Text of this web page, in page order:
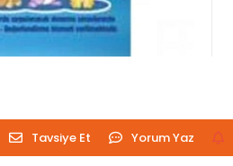
Tavsiye Et Yorum Yaz